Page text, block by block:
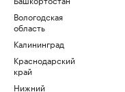
Вологодская
область
Калининград
Краснодарский
край
Нижний